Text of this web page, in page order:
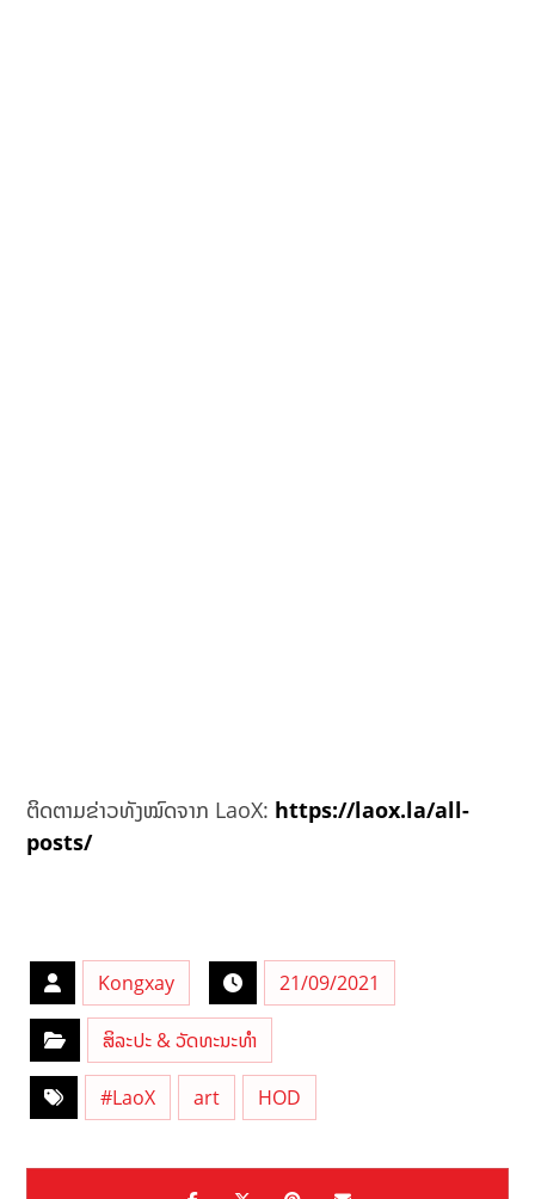
ຕິດຕາມຂ່າວທັງໝົດຈາກ LaoX: https://laox.la/all-
posts/
Kongxay 21/09/2021
ສິລະປະ & ວັດທະນະທຳ
#LaoX art HOD